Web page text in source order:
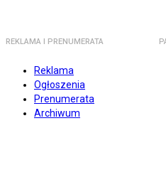
REKLAMA I PRENUMERATA
Reklama
Ogłoszenia
Prenumerata
Archiwum